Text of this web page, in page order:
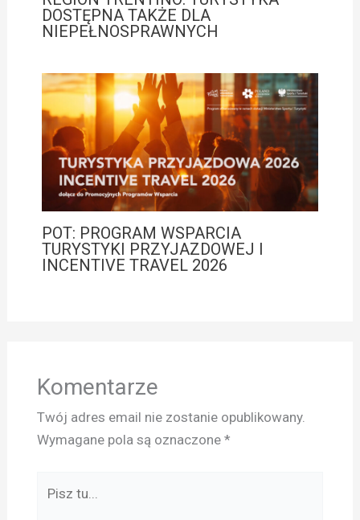
DOSTĘPNA TAKŻE DLA
NIEPEŁNOSPRAWNYCH
POT: PROGRAM WSPARCIA
TURYSTYKI PRZYJAZDOWEJ I
INCENTIVE TRAVEL 2026
Komentarze
Twój adres email nie zostanie opublikowany.
Wymagane pola są oznaczone *